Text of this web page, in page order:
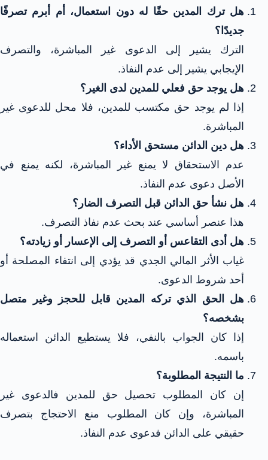
هل ترك المدين حقًا له دون استعمال، أم أبرم تصرفًا
جديدًا؟
الترك يشير إلى الدعوى غير المباشرة، والتصرف
الإيجابي يشير إلى عدم النفاذ.
هل يوجد حق فعلي للمدين لدى الغير؟
إذا لم يوجد حق مكتسب للمدين، فلا محل للدعوى غير
المباشرة.
هل دين الدائن مستحق الأداء؟
عدم الاستحقاق لا يمنع غير المباشرة، لكنه يمنع في
الأصل دعوى عدم النفاذ.
هل نشأ حق الدائن قبل التصرف الضار؟
هذا عنصر أساسي عند بحث عدم نفاذ التصرف.
هل أدى التقاعس أو التصرف إلى الإعسار أو زيادته؟
غياب الأثر المالي الجدي قد يؤدي إلى انتفاء المصلحة أو
أحد شروط الدعوى.
هل الحق الذي تركه المدين قابل للحجز وغير متصل
بشخصه؟
إذا كان الجواب بالنفي، فلا يستطيع الدائن استعماله
باسمه.
ما النتيجة المطلوبة؟
إن كان المطلوب تحصيل حق للمدين فالدعوى غير
المباشرة، وإن كان المطلوب منع الاحتجاج بتصرف
حقيقي على الدائن فدعوى عدم النفاذ.